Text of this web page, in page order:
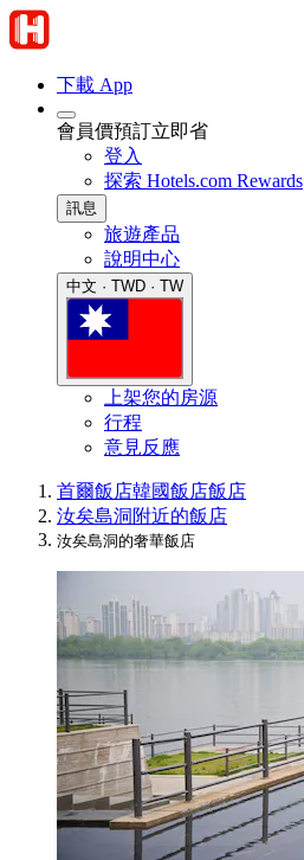
下載 App
會員價預訂立即省
登入
探索 Hotels.com Rewards
訊息
旅遊產品
說明中心
中文 · TWD · TW
上架您的房源
行程
意見反應
首爾飯店韓國飯店飯店
汝矣島洞附近的飯店
汝矣島洞的奢華飯店